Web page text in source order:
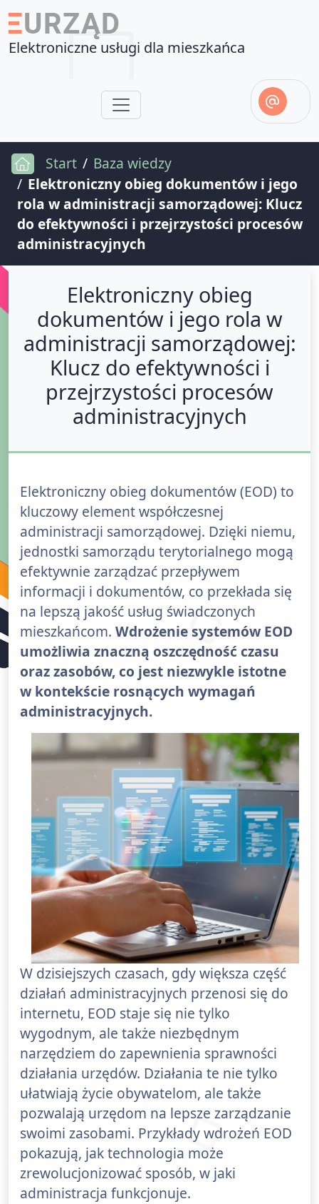
Elektroniczne usługi dla mieszkańca
Start
Baza wiedzy
Elektroniczny obieg dokumentów i jego
rola w administracji samorządowej: Klucz
do efektywności i przejrzystości procesów
administracyjnych
Elektroniczny obieg
dokumentów i jego rola w
administracji samorządowej:
Klucz do efektywności i
przejrzystości procesów
administracyjnych
Elektroniczny obieg dokumentów (EOD) to
kluczowy element współczesnej
administracji samorządowej. Dzięki niemu,
jednostki samorządu terytorialnego mogą
efektywnie zarządzać przepływem
informacji i dokumentów, co przekłada się
na lepszą jakość usług świadczonych
mieszkańcom. Wdrożenie systemów EOD
umożliwia znaczną oszczędność czasu
oraz zasobów, co jest niezwykle istotne
w kontekście rosnących wymagań
administracyjnych.
W dzisiejszych czasach, gdy większa część
działań administracyjnych przenosi się do
internetu, EOD staje się nie tylko
wygodnym, ale także niezbędnym
narzędziem do zapewnienia sprawności
działania urzędów. Działania te nie tylko
ułatwiają życie obywatelom, ale także
pozwalają urzędom na lepsze zarządzanie
swoimi zasobami. Przykłady wdrożeń EOD
pokazują, jak technologia może
zrewolucjonizować sposób, w jaki
administracja funkcjonuje.